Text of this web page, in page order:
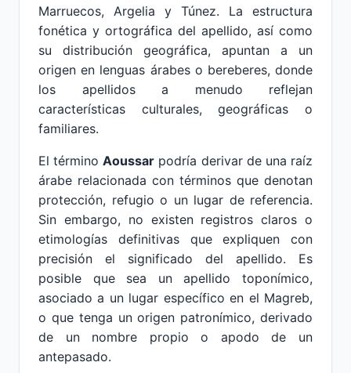
Marruecos, Argelia y Túnez. La estructura
fonética y ortográfica del apellido, así como
su distribución geográfica, apuntan a un
origen en lenguas árabes o bereberes, donde
los apellidos a menudo reflejan
características culturales, geográficas o
familiares.
El términoAoussar podría derivar de una raíz
árabe relacionada con términos que denotan
protección, refugio o un lugar de referencia.
Sin embargo, no existen registros claros o
etimologías definitivas que expliquen con
precisión el significado del apellido. Es
posible que sea un apellido toponímico,
asociado a un lugar específico en el Magreb,
o que tenga un origen patronímico, derivado
de un nombre propio o apodo de un
antepasado.